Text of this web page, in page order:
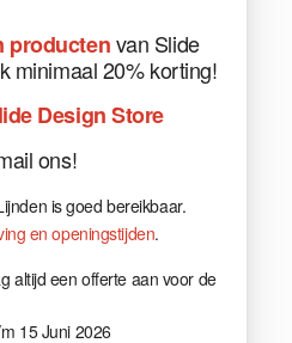
productenvan Slide
minimaal 20% korting!
Design Store
ons!
is goed bereikbaar.
en openingstijden.
altijd een offerte aan voor de
15 Juni 2026